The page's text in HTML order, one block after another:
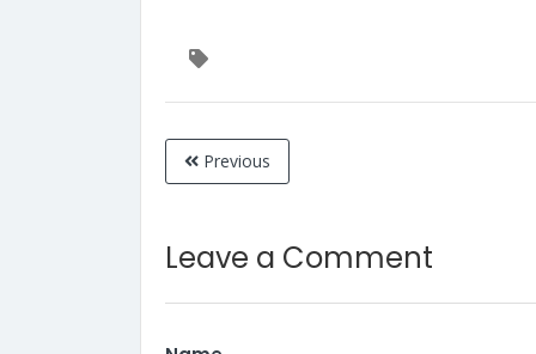
Previous
Leave a Comment